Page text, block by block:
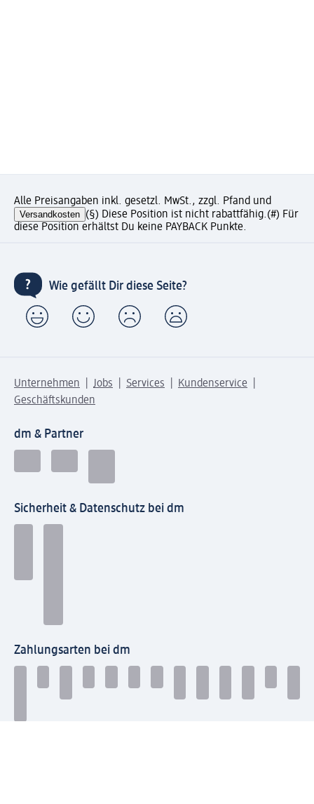
Alle Preisangaben inkl. gesetzl. MwSt., zzgl. Pfand und
Versandkosten (§) Diese Position ist nicht rabattfähig.(#) Für
diese Position erhältst Du keine PAYBACK Punkte.
Wie gefällt Dir diese Seite?
Unternehmen Jobs Services
Kundenservice
Geschäftskunden
dm & Partner
Sicherheit & Datenschutz bei dm
Zahlungsarten bei dm